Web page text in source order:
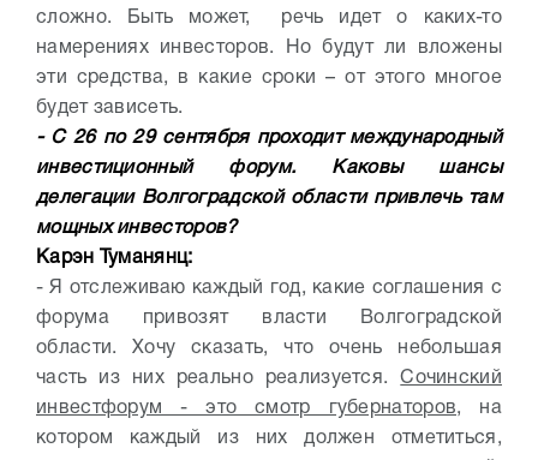
сложно. Быть может, речь идет о каких-то
намерениях инвесторов. Но будут ли вложены
эти средства, в какие сроки – от этого многое
будет зависеть.
- С 26 по 29 сентября проходит международный
инвестиционный форум. Каковы шансы
делегации Волгоградской области привлечь там
мощных инвесторов?
Карэн Туманянц:
- Я отслеживаю каждый год, какие соглашения с
форума привозят власти Волгоградской
области. Хочу сказать, что очень небольшая
часть из них реально реализуется.Сочинский
инвестфорум - это смотр губернаторов,
на
котором каждый из них должен отметиться,